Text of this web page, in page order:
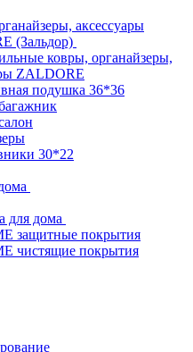
аксессуары
(Зальдор)
ковры, органайзеры,
ZALDORE
подушка 36*36
30*22
для дома
защитные покрытия
чистящие покрытия